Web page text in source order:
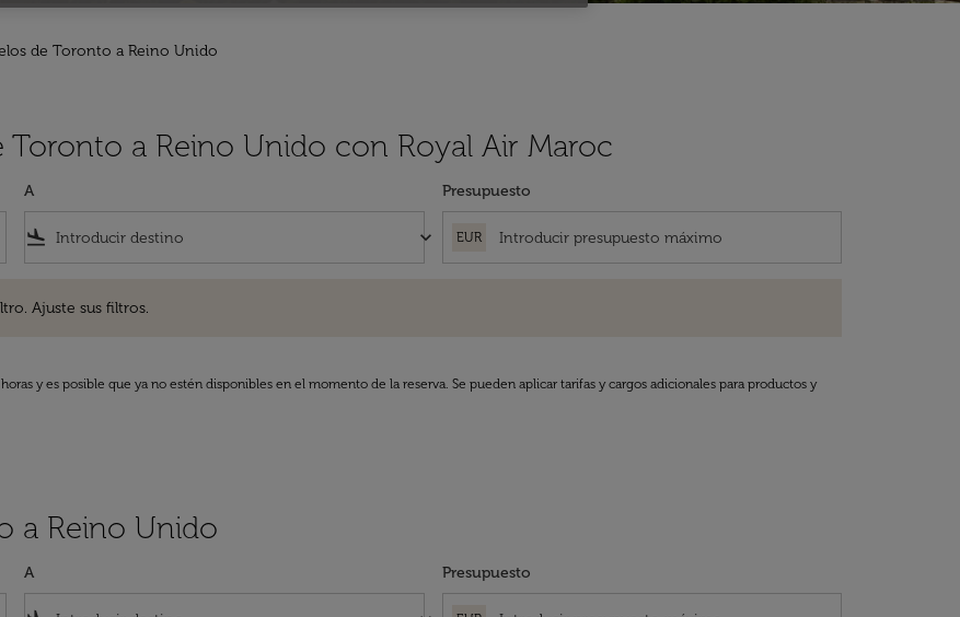
de Toronto a Reino Unido
Toronto a Reino Unido con Royal Air Maroc
A
flight_land keyboard_arrow_down
Presupuesto
EUR
Ajuste sus filtros.
y es posible que ya no estén disponibles en el momento de la reserva. Se pueden aplicar tarifas y cargos adicionales para productos y
a Reino Unido
A Presupuesto